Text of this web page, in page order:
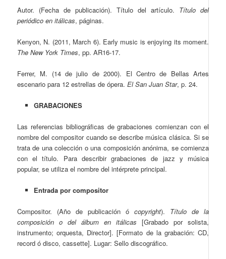
Autor. (Fecha de publicación). Título del artículo. Título del
periódico en itálicas, páginas.
Kenyon, N. (2011, March 6). Early music is enjoying its moment.
The New York Times, pp. AR16-17.
Ferrer, M. (14 de julio de 2000). El Centro de Bellas Artes
escenario para 12 estrellas de ópera.El San Juan Star, p. 24.
GRABACIONES
Las referencias bibliográficas de grabaciones comienzan con el
nombre del compositor cuando se describe música clásica. Si se
trata de una colección o una composición anónima, se comienza
con el título. Para describir grabaciones de jazz y música
popular, se utiliza el nombre del intérprete principal.
Entrada por compositor
Compositor. (Año de publicación ó copyright). Título de la
composición o del álbum en itálicas [Grabado por solista,
instrumento; orquesta, Director]. [Formato de la grabación: CD,
record ó disco, cassette]. Lugar: Sello discográfico.